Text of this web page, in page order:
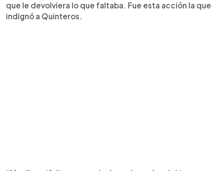
que le devolviera lo que faltaba. Fue esta acción la que
indignó a Quinteros.